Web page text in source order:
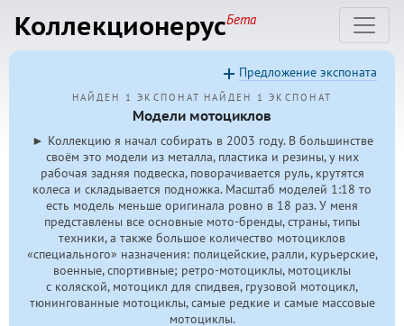
КоллекционерусБета
НАЙДЕН 1 ЭКСПОНАТ НАЙДЕН 1 ЭКСПОНАТ
Модели мотоциклов
► Коллекцию я начал собирать в 2003 году. В большинстве
своём это модели из металла, пластика и резины, у них
рабочая задняя подвеска, поворачивается руль, крутятся
колеса и складывается подножка. Масштаб моделей 1:18 то
есть модель меньше оригинала ровно в 18 раз. У меня
представлены все основные мото-бренды, страны, типы
техники, а также большое количество мотоциклов
«специального» назначения: полицейские, ралли, курьерские,
военные, спортивные; ретро-мотоциклы, мотоциклы
с коляской, мотоцикл для спидвея, грузовой мотоцикл,
тюнингованные мотоциклы, самые редкие и самые массовые
мотоциклы.
Предложение экспоната